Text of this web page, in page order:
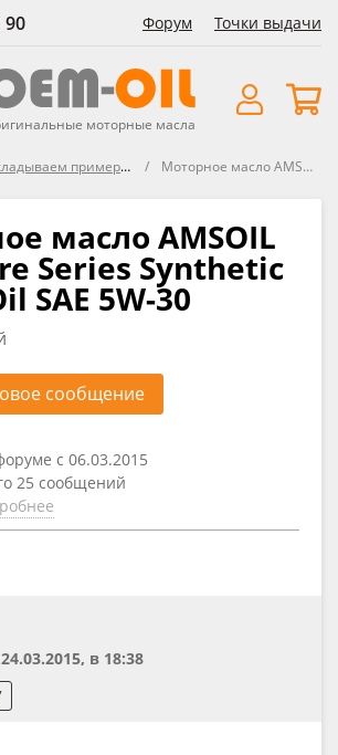
90 Форум Точки выдачи
моторные масла
(цифровая - буквенная комбинация на канистре) Моторное масло AMSOIL Signature Series Synthetic Motor Oil SAE 5W-30
масло AMSOIL
Series Synthetic
SAE 5W-30
сообщение
с 06.03.2015
25 сообщений
24.03.2015, в 18:38